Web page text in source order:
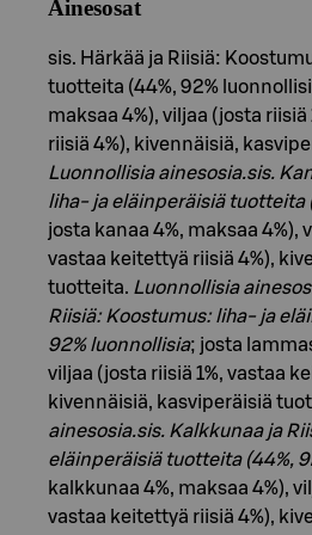
Ainesosat
sis. Härkää ja Riisiä:
tuotteita (44%, 92%
maksaa 4%), viljaa (josta
riisiä 4%), kivennäisiä,
Luonnollisia ainesosia.sis.
liha- ja eläinperäisiä tuotteita
josta kanaa 4%, maksaa 4%),
vastaa keitettyä riisiä 4%),
tuotteita. Luonnollisia
Riisiä: Koostumus: liha- ja
92% luonnollisia; josta
viljaa (josta riisiä 1%, vastaa
kivennäisiä, kasviperäisiä
ainesosia.sis. Kalkkunaa ja
eläinperäisiä tuotteita (44%,
kalkkunaa 4%, maksaa 4%),
vastaa keitettyä riisiä 4%),